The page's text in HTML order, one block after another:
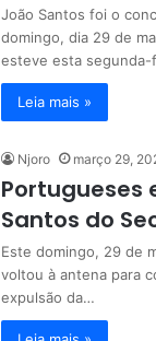
João Santos foi o
domingo, dia 29 de
esteve esta
Leia mais »
Njoro março 29,
Portugueses
Santos do
Este domingo, 29 de
voltou à antena para
expulsão da…